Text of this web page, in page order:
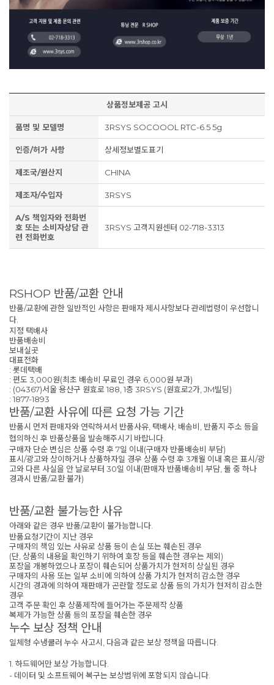
상품정보제공 고시
품명 및 모델명 3RSYS SOCOOOL RTC-6.5 5g
인증/허가 사항 상세정보별도표기
제조국/원산지 CHINA
제조자/수입자 3RSYS
A/S 책임자와 전화번
호 또는 소비자상담 관
련 전화번호
3RSYS 고객지원센터 02-718-3313
RSHOP 반품/교환 안내
반품/교환에 관한 일반적인 사항은 판매자 제시사항보다 관례법령이 우선합니
다.
지정 택배사
반품배송비
보내실곳
대표전화
: 롯데택배
: 편도 3,000원(최초 배송비 무료인 경우 6,000원 부과)
: (04367)서울 용산구 원효로 188, 1층 3RSYS (원효로2가, JM빌딩)
: 1877-1893
반품/교환 사유에 따른 요청 가능 기간
반품시 먼저 판매자와 연락하셔서 반품사유, 택배사, 배송비, 반품지 주소 등을
협의하신 후 반품상품을 발송해주시기 바랍니다.
구매자 단순 변심은 상품 수령 후 7일 이내(구매자 반품배송비 부담)
표시/광고와 상이하거나 상품하자일 경우 상품 수령 후 3개월 이내 혹은 표시/광
고와 다른 사실을 안 날로부터 30일 이내(판매자 반품배송비 부담, 둘 중 하나
경과시 반품/교환 불가)
반품/교환 불가능한 사유
아래와 같은 경우 반품/교환이 불가능합니다.
반품요청기간이 지난 경우
구매자의 책임 있는 사유로 상품 등이 손실 또는 훼손된 경우
(단, 상품의 내용을 확인하기 위하여 호장 등을 훼손한 경우는 제외)
포장을 개봉하였으나 포장이 훼손되어 상품가치가 현저히 상실된 경우
구매자의 사용 또는 일부 소비에 의하여 상품 가치가 현저히 감소한 경우
시간의 경과에 의하여 재판매가 곤란할 정도로 상품 등의 가치가 현저히 감소한
경우
고객 주문 확인 후 상품제작에 들어가는 주문제작 상품
복제가 가능한 상품 등의 포장을 훼손한 경우
누수 보상 정책 안내
일체형 수냉쿨러 누수 사고시, 다음과 같은 보상 정책을 따릅니다.
1. 하드웨어만 보상 가능합니다.
- 데이터 및 소프트웨어 복구는 보상범위에 포함되지 않습니다.